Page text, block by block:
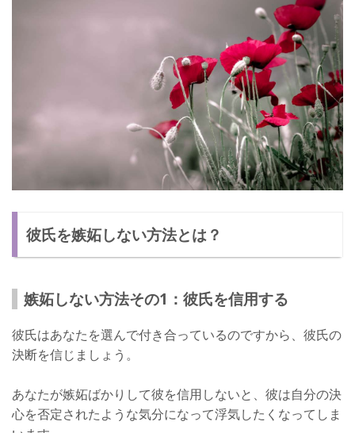
彼氏を嫉妬しない方法とは？
嫉妬しない方法その1：彼氏を信用する
彼氏はあなたを選んで付き合っているのですから、彼氏の
決断を信じましょう。
あなたが嫉妬ばかりして彼を信用しないと、彼は自分の決
心を否定されたような気分になって浮気したくなってしま